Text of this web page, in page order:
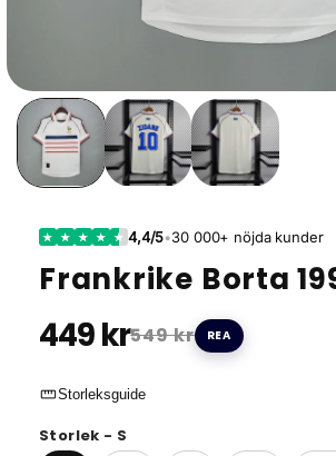
★ ★ ★ ★ ★ 4,4/5•30 000+ nöjda kunder
Frankrike Borta
449 kr549 kr REA
straightenStorleksguide
Storlek - S